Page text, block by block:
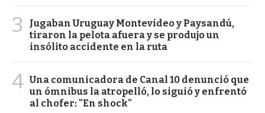
3
Jugaban Uruguay Montevideo y Paysandú,
tiraron la pelota afuera y se produjo un
insólito accidente en la ruta
4 Una comunicadora de Canal 10 denunció que
un ómnibus la atropelló, lo siguió y enfrentó
al chofer: "En shock"